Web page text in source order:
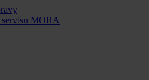
servisu MORA